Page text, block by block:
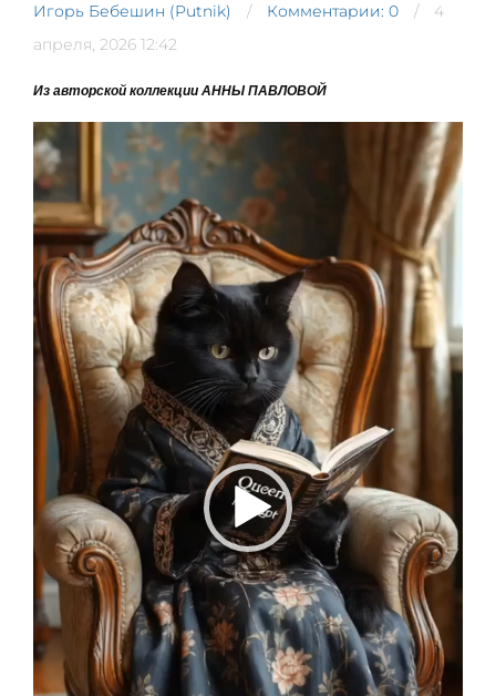
Игорь Бебешин (Putnik) Комментарии: 0
4
апреля, 2026 12:42
Из авторской коллекции АННЫ ПАВЛОВОЙ
Видеоплеер